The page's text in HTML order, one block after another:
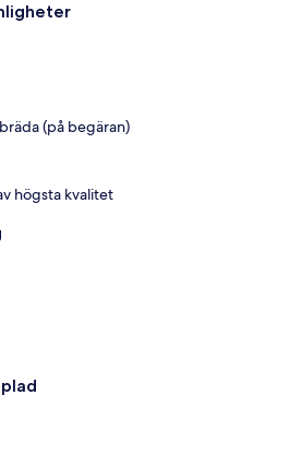
(på begäran)
högsta kvalitet